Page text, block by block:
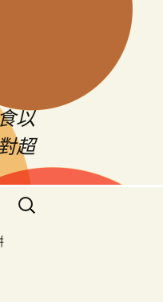
以
超
搜
尋